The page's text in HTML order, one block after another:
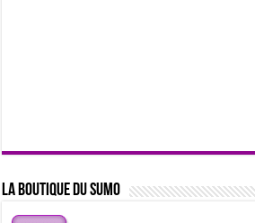
La boutique du sumo